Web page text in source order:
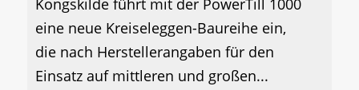
Kongskilde führt mit der PowerTill 1000
eine neue Kreiseleggen-Baureihe ein,
die nach Herstellerangaben für den
Einsatz auf mittleren und großen...